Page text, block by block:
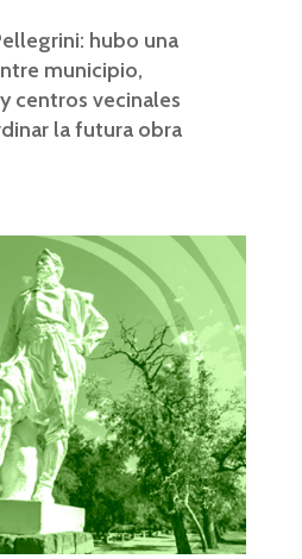
hubo una
municipio,
y centros vecinales
la futura obra